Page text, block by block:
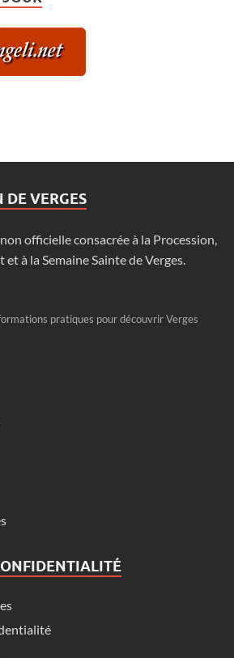
DE VERGES
officielle consacrée à la Procession,
à la Semaine Sainte de Verges.
pratiques pour découvrir Verges